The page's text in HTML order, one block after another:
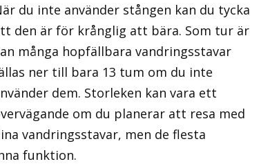
du inte använder stången kan du tycka
den är för krånglig att bära. Som tur är
många hopfällbara vandringsstavar
ner till bara 13 tum om du inte
dem. Storleken kan vara ett
om du planerar att resa med
vandringsstavar, men de flesta
funktion.